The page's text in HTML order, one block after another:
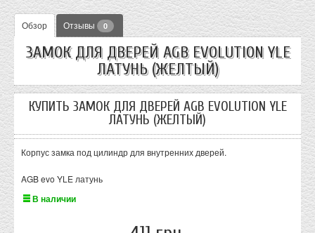
Обзор Отзывы 0
ЗАМОК ДЛЯ ДВЕРЕЙ AGB EVOLUTION YLE
ЛАТУНЬ (ЖЕЛТЫЙ)
КУПИТЬ ЗАМОК ДЛЯ ДВЕРЕЙ AGB EVOLUTION YLE
ЛАТУНЬ (ЖЕЛТЫЙ)
Корпус замка под цилиндр для внутренних дверей.
AGB evo YLE латунь
В наличии